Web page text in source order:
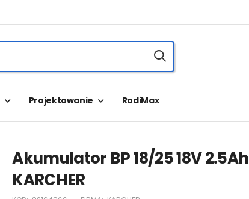
Projektowanie RodiMax
Akumulator BP 18/25 18V 2.5Ah
KARCHER